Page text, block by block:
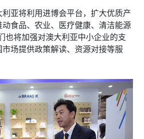
亚将利用进博会平台，扩大优质产
食品、农业、医疗健康、清洁能源
也将加强对澳大利亚中小企业的支
场提供政策解读、资源对接等服